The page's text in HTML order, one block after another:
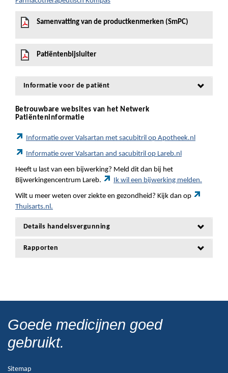
Samenvatting van de productkenmerken (SmPC)
Patiëntenbijsluiter
Informatie voor de patiënt
Betrouwbare websites van het Netwerk
Patiënteninformatie
Informatie over Valsartan met sacubitril op Apotheek.nl
Informatie over Valsartan and sacubitril op Lareb.nl
Heeft u last van een bijwerking? Meld dit dan bij het
Bijwerkingencentrum Lareb.
Ik wil een bijwerking melden.
Wilt u meer weten over ziekte en gezondheid? Kijk dan op
Thuisarts.nl.
Details handelsvergunning
Rapporten
Goede medicijnen goed
gebruikt.
Sitemap